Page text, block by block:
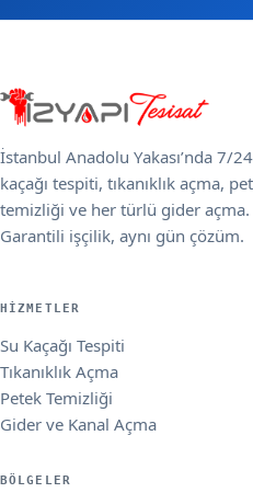
İstanbul Anadolu Yakası’nda 7/
kaçağı tespiti, tıkanıklık açma,
temizliği ve her türlü gider açma.
Garantili işçilik, aynı gün çözüm.
HIZMETLER
Su Kaçağı Tespiti
Tıkanıklık Açma
Petek Temizliği
Gider ve Kanal Açma
BÖLGELER